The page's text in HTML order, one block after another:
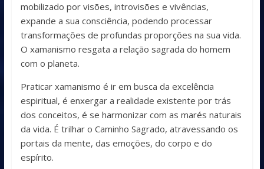
mobilizado por visões, introvisões e vivências,
expande a sua consciência, podendo processar
transformações de profundas proporções na sua vida.
O xamanismo resgata a relação sagrada do homem
com o planeta.
Praticar xamanismo é ir em busca da excelência
espiritual, é enxergar a realidade existente por trás
dos conceitos, é se harmonizar com as marés naturais
da vida. É trilhar o Caminho Sagrado, atravessando os
portais da mente, das emoções, do corpo e do
espírito.